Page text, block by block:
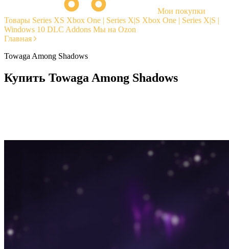
Мои покупки
Товары Series XS Xbox One | Series X|S Xbox One | Series X|S |
Windows 10 DLC Addons Мы на Ozon
Главная
Towaga Among Shadows
Купить Towaga Among Shadows